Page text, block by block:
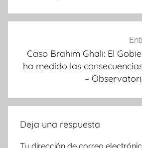
Caso Brahim Ghali: El
ha medido las
–
Deja una respuesta